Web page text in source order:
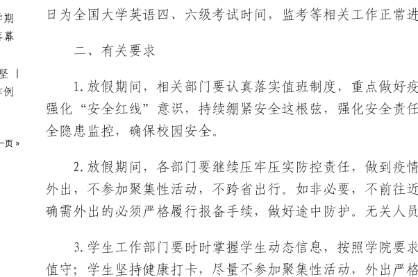
期
幕
|
例
页 »
日为全国大学英语四、六级考试时间，监考等相关工作正常进
二、有关要求
1.放假期间，相关部门要认真落实值班制度，重点做好
强化“安全红线”意识，持续绷紧安全这根弦，强化安全责
全隐患监控，确保校园安全。
2.放假期间，各部门要继续压牢压实防控责任，做到疫
外出，不参加聚集性活动，不跨省出行。如非必要，不前往
确需外出的必须严格履行报备手续，做好途中防护。无关人
3.学生工作部门要时时掌握学生动态信息，按照学院要
值守；学生坚持健康打卡，尽量不参加聚集性活动，外出严